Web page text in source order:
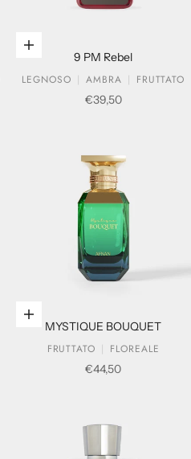
Aggiungi al carrello
9 PM Rebel
LEGNOSO
AMBRA
FRUTTATO
Prezzo scontato
€39,50
Aggiungi al carrello
MYSTIQUE BOUQUET
FRUTTATO
FLOREALE
Prezzo scontato
€44,50